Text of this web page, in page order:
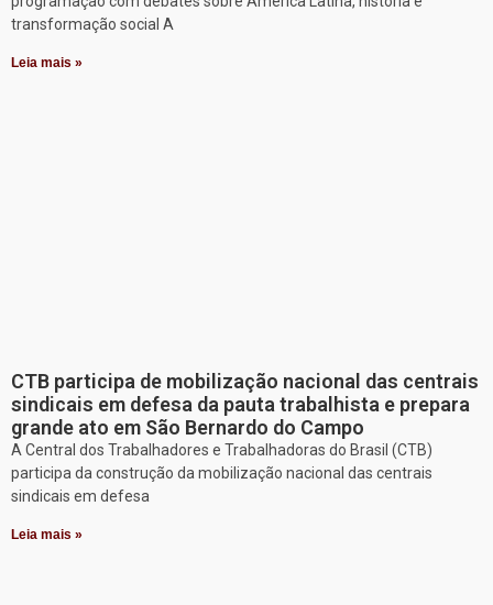
transformação social A
Leia mais »
CTB participa de mobilização nacional das centrais
sindicais em defesa da pauta trabalhista e prepara
grande ato em São Bernardo do Campo
A Central dos Trabalhadores e Trabalhadoras do Brasil (CTB)
participa da construção da mobilização nacional das centrais
sindicais em defesa
Leia mais »